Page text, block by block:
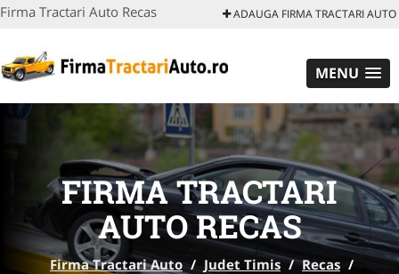
Firma Tractari Auto Recas ADAUGA FIRMA TRACTARI AUTO
MENU
FIRMA TRACTARI
AUTO RECAS
Firma Tractari Auto / Judet Timis / Recas /